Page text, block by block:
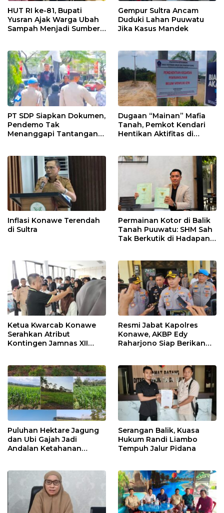
HUT RI ke-81, Bupati
Yusran Ajak Warga Ubah
Sampah Menjadi Sumber
Gempur Sultra Ancam
Duduki Lahan Puuwatu
Jika Kasus Mandek
PT SDP Siapkan Dokumen,
Pendemo Tak
Menanggapi Tantangan
Dugaan “Mainan” Mafia
Tanah, Pemkot Kendari
Hentikan Aktifitas di
Inflasi Konawe Terendah
di Sultra
Permainan Kotor di Balik
Tanah Puuwatu: SHM Sah
Tak Berkutik di Hadapan
Ketua Kwarcab Konawe
Serahkan Atribut
Kontingen Jamnas XII
Resmi Jabat Kapolres
Konawe, AKBP Edy
Raharjono Siap Berikan
Puluhan Hektare Jagung
dan Ubi Gajah Jadi
Andalan Ketahanan
Serangan Balik, Kuasa
Hukum Randi Liambo
Tempuh Jalur Pidana